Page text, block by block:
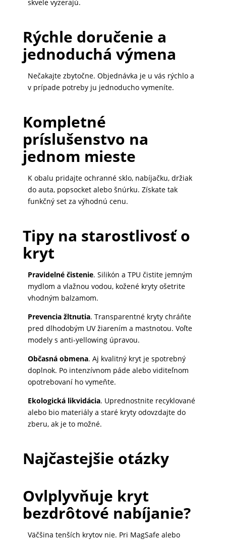
skvele vyzerajú.
Rýchle doručenie a
jednoduchá výmena
Nečakajte zbytočne. Objednávka je u vás rýchlo a
v prípade potreby ju jednoducho vymeníte.
Kompletné
príslušenstvo na
jednom mieste
K obalu pridajte ochranné sklo, nabíjačku, držiak
do auta, popsocket alebo šnúrku. Získate tak
funkčný set za výhodnú cenu.
Tipy na starostlivosť o
kryt
Pravidelné čistenie. Silikón a TPU čistite jemným
mydlom a vlažnou vodou, kožené kryty ošetrite
vhodným balzamom.
Prevencia žltnutia. Transparentné kryty chráňte
pred dlhodobým UV žiarením a mastnotou. Voľte
modely s anti-yellowing úpravou.
Občasná obmena. Aj kvalitný kryt je spotrebný
doplnok. Po intenzívnom páde alebo viditeľnom
opotrebovaní ho vymeňte.
Ekologická likvidácia. Uprednostnite recyklované
alebo bio materiály a staré kryty odovzdajte do
zberu, ak je to možné.
Najčastejšie otázky
Ovlplyvňuje kryt
bezdrôtové nabíjanie?
Väčšina tenších krytov nie. Pri MagSafe alebo